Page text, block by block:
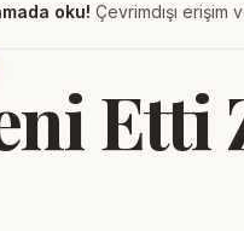
oku! Çevrimdışı erişim
Etti